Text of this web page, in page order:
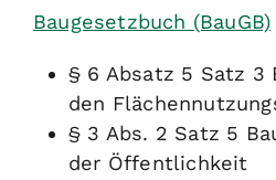
Baugesetzbuch (BauGB)
§ 6 Absatz 5 Satz 3
den
§ 3 Abs. 2 Satz 5
der Öffentlichkeit